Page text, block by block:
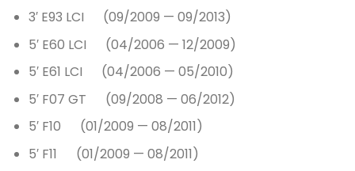
3′ E93 LCI (09/2009 — 09/2013)
5′ E60 LCI (04/2006 — 12/2009)
5′ E61 LCI (04/2006 — 05/2010)
5′ F07 GT (09/2008 — 06/2012)
5′ F10 (01/2009 — 08/2011)
5′ F11 (01/2009 — 08/2011)